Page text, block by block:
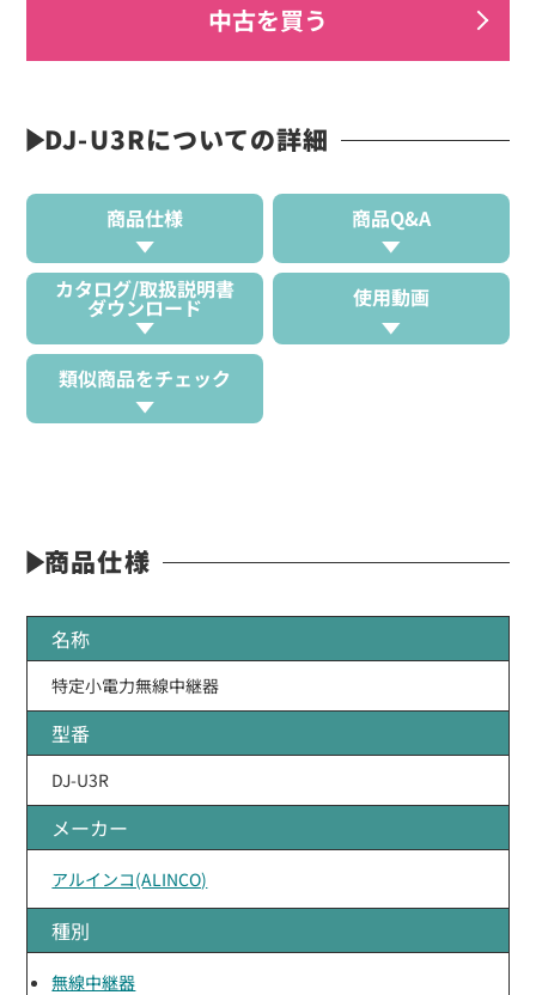
中古を買う
DJ-U3Rについての詳細
商品仕様 商品Q&A
カタログ/取扱説明書
ダウンロード 使用動画
類似商品をチェック
商品仕様
名称
特定小電力無線中継器
型番
DJ-U3R
メーカー
アルインコ(ALINCO)
種別
無線中継器